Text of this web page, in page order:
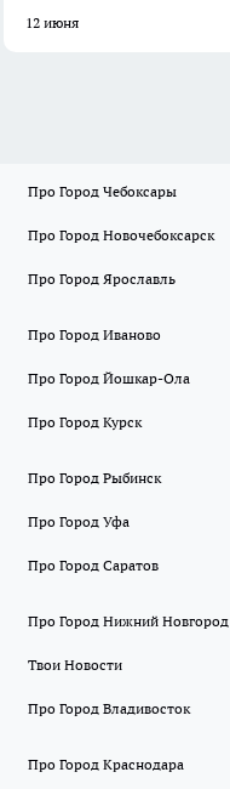
12 июня
Про Город Чебоксары
Про Город Новочебоксарск
Про Город Ярославль
Про Город Иваново
Про Город Йошкар-Ола
Про Город Курск
Про Город Рыбинск
Про Город Уфа
Про Город Саратов
Про Город Нижний Новгород
Твои Новости
Про Город Владивосток
Про Город Краснодара